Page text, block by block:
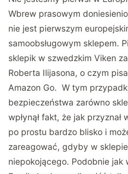
Wbrew prasowym
nie jest pierwszym
samoobsługowym sklepem.
sklepik w szwedzkim Viken
Roberta Ilijasona, o czym
Amazon Go. W tym
bezpieczeństwa zarówno
wpłynął fakt, że jak przyznał
po prostu bardzo blisko i
zareagować, gdyby w
niepokojącego. Podobnie jak